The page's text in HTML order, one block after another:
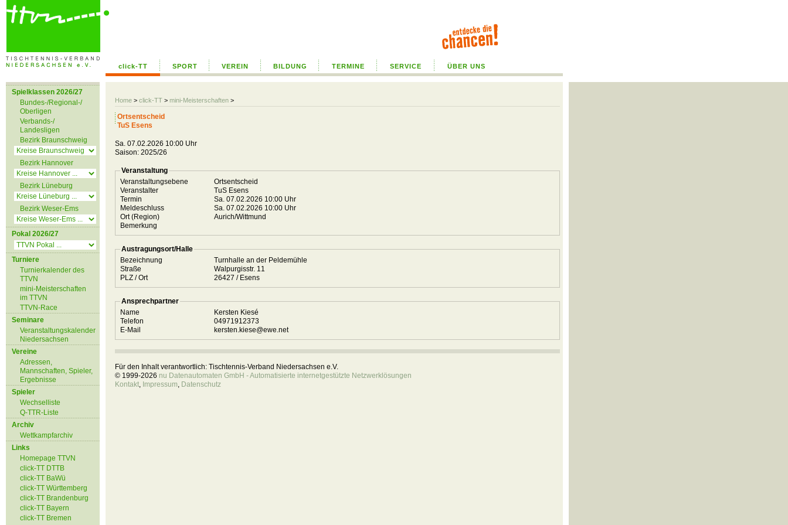
click-TT SPORT VEREIN BILDUNG TERMINE SERVICE ÜBER UNS
Home > click-TT > mini-Meisterschaften >
Spielklassen 2026/27
Bundes-/Regional-/
Oberligen
Verbands-/
Landesligen
Bezirk Braunschweig
Bezirk Hannover
Bezirk Lüneburg
Bezirk Weser-Ems
Pokal 2026/27
Turniere
Turnierkalender des
TTVN
mini-Meisterschaften
im TTVN
TTVN-Race
Seminare
Veranstaltungskalender
Niedersachsen
Vereine
Adressen,
Mannschaften, Spieler,
Ergebnisse
Spieler
Wechselliste
Q-TTR-Liste
Archiv
Wettkampfarchiv
Links
Homepage TTVN
click-TT DTTB
click-TT BaWü
click-TT Württemberg
click-TT Brandenburg
click-TT Bayern
click-TT Bremen
Ortsentscheid
TuS Esens
Sa. 07.02.2026 10:00 Uhr
Saison: 2025/26
Veranstaltung
Veranstaltungsebene
Ortsentscheid
Veranstalter
TuS Esens
Termin
Sa. 07.02.2026 10:00 Uhr
Meldeschluss
Sa. 07.02.2026 10:00 Uhr
Ort (Region)
Aurich/Wittmund
Bemerkung
Austragungsort/Halle
Bezeichnung
Turnhalle an der Peldemühle
Straße
Walpurgisstr. 11
PLZ / Ort
26427 / Esens
Ansprechpartner
Name
Kersten Kiesé
Telefon
04971912373
E-Mail
kersten.kiese@ewe.net
Für den Inhalt verantwortlich: Tischtennis-Verband Niedersachsen e.V.
© 1999-2026 nu Datenautomaten GmbH - Automatisierte internetgestützte Netzwerklösungen
Kontakt, Impressum, Datenschutz